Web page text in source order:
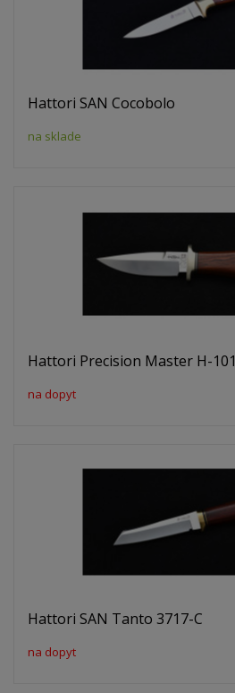
Hattori SAN Cocobolo
na sklade
Hattori Precision Master H-101
na dopyt
Hattori SAN Tanto 3717-C
na dopyt